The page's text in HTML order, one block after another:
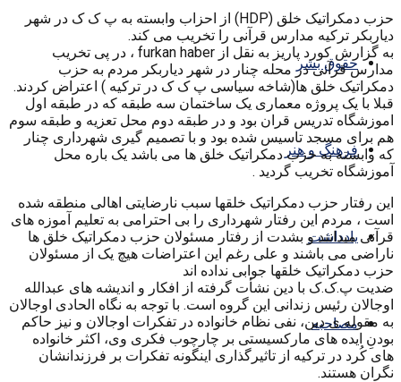
حقوق بشر
فرهنگ و هنر
یادداشت
مصاحبه
حزب دمکراتیک خلق (HDP) از احزاب وابسته به پ ک ک در شهر
دیاربکر ترکیه مدارس قرآنی را تخریب می کند.
به گزارش کورد پاریز به نقل از furkan haber ، در پی تخریب
مدارس قرآنی در محله چنار در شهر دیاربکر مردم به حزب
دمکراتیک خلق ها(شاخه سیاسی پ ک ک در ترکیه ) اعتراض کردند.
قبلا با یک پروژه معماری یک ساختمان سه طبقه که در طبقه اول
اموزشگاه تدریس قران بود و در طبقه دوم محل تعزیه و طبقه سوم
هم برای مسجد تاسیس شده بود و با تصمیم گیری شهرداری چنار
که وابسته به حزب دمکراتیک خلق ها می باشد یک باره محل
آموزشگاه تخریب گردید .
این رفتار حزب دمکراتیک خلقها سبب نارضایتی اهالی منطقه شده
است ، مردم این رفتار شهرداری را بی احترامی به تعلیم آموزه های
قرآنی میدانند و بشدت از رفتار مسئولان حزب دمکراتیک خلق ها
ناراضی می باشند و علی رغم این اعتراضات هیچ یک از مسئولان
حزب دمکراتیک خلقها جوابی نداده اند
ضدیت پ.ک.ک با دین نشأت گرفته از افکار و اندیشه های عبدالله
اوجالان رئیس زندانی این گروه است. با توجه به نگاه الحادی اوجالان
به مقوله ی دین، نفی نظام خانواده در تفکرات اوجالان و نیز حاکم
بودنِ ایده های مارکسیستی بر چارچوب فکری وی، اکثر خانواده
های کُرد در ترکیه از تاثیرگذاری اینگونه تفکرات بر فرزندانشان
نگران هستند.